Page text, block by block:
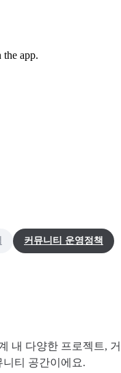
the app.
커뮤니티 운영정책
내 다양한 프로젝트,
티 공간이에요.